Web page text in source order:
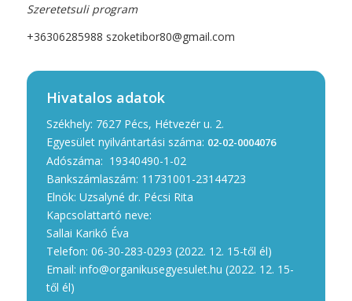
Szeretetsuli program
+36306285988 szoketibor80@gmail.com
Hivatalos adatok
Székhely: 7627 Pécs, Hétvezér u. 2.
Egyesület nyilvántartási száma: 02-02-0004076
Adószáma: 19340490-1-02
Bankszámlaszám: 11731001-23144723
Elnök: Uzsalyné dr. Pécsi Rita
Kapcsolattartó neve:
Sallai Karikó Éva
Telefon: 06-30-283-0293 (2022. 12. 15-től él)
Email: info@organikusegyesulet.hu (2022. 12. 15-
től él)